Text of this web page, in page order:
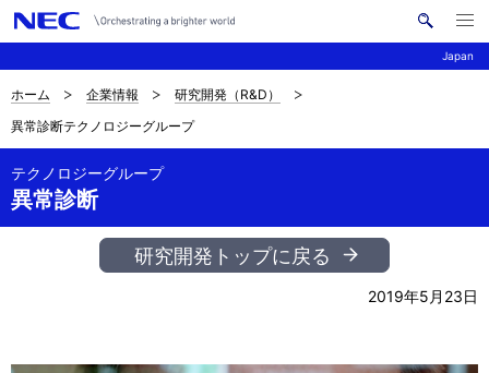
Japan
イ
メ
ニ
ュ
ナ
ビ
ゲ
ー
サ
イ
ト
内
ホーム 企業情報
研究開発（R&D）
異常診断テクノロジーグループ
異常診断
テクノロジーグループ
研究開発トップに戻る
2019年5月23日